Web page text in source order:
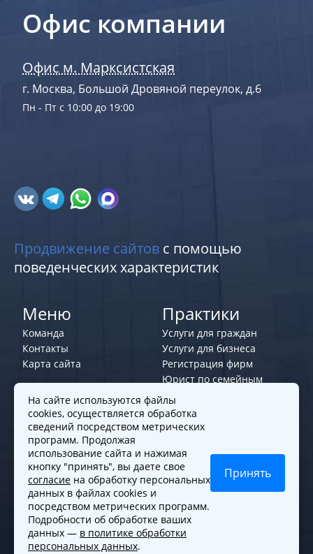
Офис компании
Офис м. Марксистская
г. Москва, Большой Дровяной переулок, д.6
Пн - Пт с 10:00 до 19:00
Продвижение сайтов с помощью
поведенческих характеристик
Меню
Команда
Контакты
Карта сайта
Практики
Услуги для граждан
Услуги для бизнеса
Регистрация фирм
Юрист по семейным
Политики и правила
Политика обработки персональных
данных
Согласие на обработку cookies
Согласие на обработку персональных
данных
© 2010-2026. Все права защищены
На сайте используются файлы
cookies, осуществляется обработка
сведений посредством метрических
программ. Продолжая
использование сайта и нажимая
кнопку "принять", вы даете свое
согласие на обработку персональных
данных в файлах cookies и
посредством метрических программ.
Подробности об обработке ваших
данных — в политике обработки
персональных данных.
Принять